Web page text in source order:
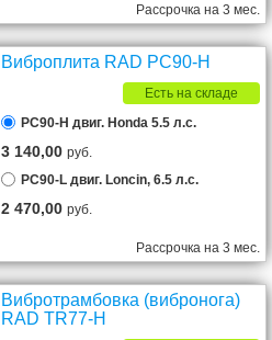
Рассрочка на 3 мес.
Виброплита RAD PC90-H
Есть на складе
PC90-H двиг. Honda 5.5 л.с.
3 140,00руб.
PC90-L двиг. Loncin, 6.5 л.с.
2 470,00руб.
Рассрочка на 3 мес.
Вибротрамбовка (вибронога)
RAD TR77-H